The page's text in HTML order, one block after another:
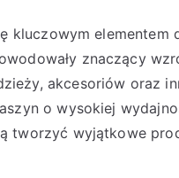
kluczowym elementem
znaczący
akcesoriów oraz
o wysokiej
tworzyć wyjątkowe